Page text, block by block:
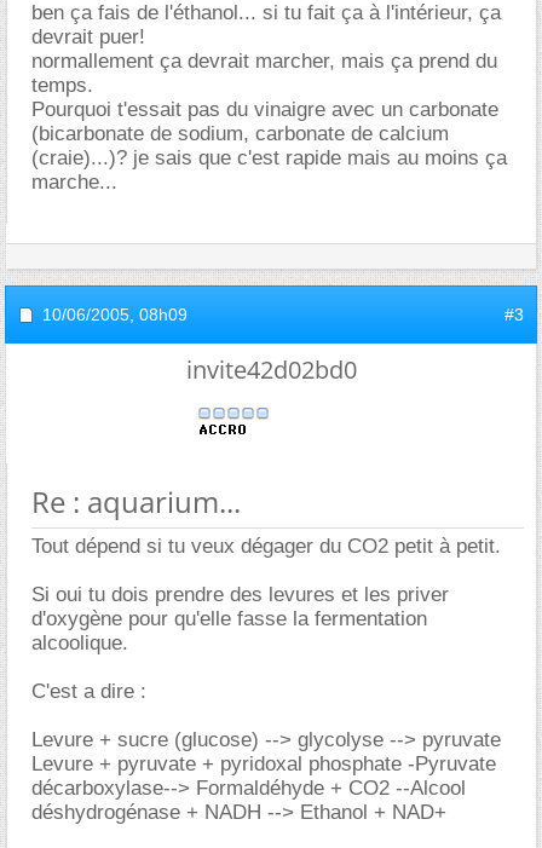
ben ça fais de l'éthanol... si tu fait ça à l'intérieur, ça
devrait puer!
normallement ça devrait marcher, mais ça prend du
temps.
Pourquoi t'essait pas du vinaigre avec un carbonate
(bicarbonate de sodium, carbonate de calcium
(craie)...)? je sais que c'est rapide mais au moins ça
marche...
10/06/2005, 08h09 #3
invite42d02bd0
Re : aquarium...
Tout dépend si tu veux dégager du CO2 petit à petit.
Si oui tu dois prendre des levures et les priver
d'oxygène pour qu'elle fasse la fermentation
alcoolique.
C'est a dire :
Levure + sucre (glucose) --> glycolyse --> pyruvate
Levure + pyruvate + pyridoxal phosphate -Pyruvate
décarboxylase--> Formaldéhyde + CO2 --Alcool
déshydrogénase + NADH --> Ethanol + NAD+